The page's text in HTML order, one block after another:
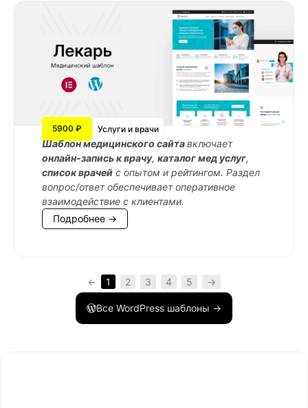
5900 ₽ Услуги и врачи
Шаблон медицинского сайтавключает
онлайн-запись к врачу, каталог мед услуг,
список врачей с опытом и рейтингом. Раздел
вопрос/ответ обеспечивает оперативное
взаимодействие с клиентами.
Подробнее →
← 1 2 3 4 5 →
Все WordPress шаблоны →